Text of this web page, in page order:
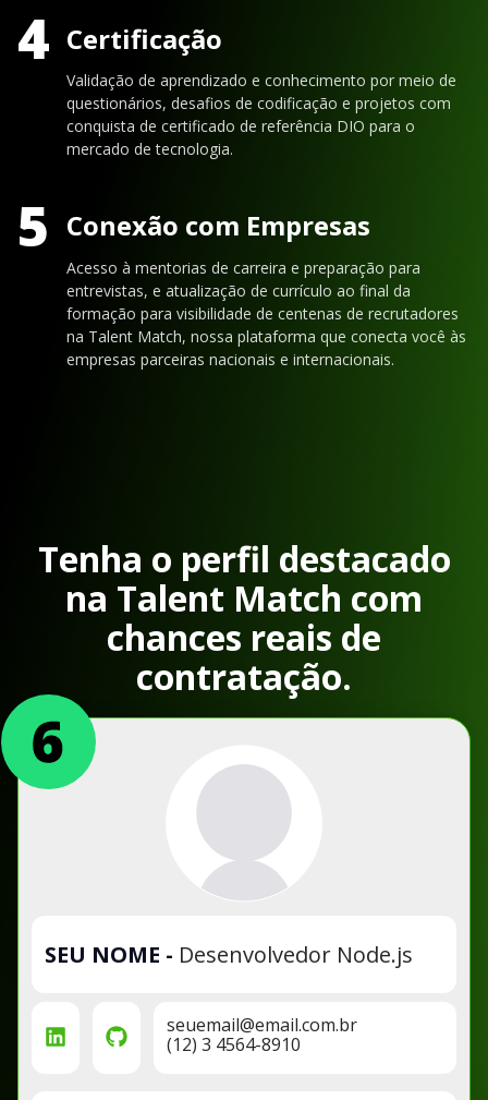
4 Certificação
Validação de aprendizado e conhecimento por meio de
questionários, desafios de codificação e projetos com
conquista de certificado de referência DIO para o
mercado de tecnologia.
5 Conexão com Empresas
Acesso à mentorias de carreira e preparação para
entrevistas, e atualização de currículo ao final da
formação para visibilidade de centenas de recrutadores
na Talent Match, nossa plataforma que conecta você às
empresas parceiras nacionais e internacionais.
Tenha o perfil destacado
na Talent Match com
chances reais de
contratação.
SEU NOME - Desenvolvedor Node.js
seuemail@email.com.br
(12) 3 4564-8910